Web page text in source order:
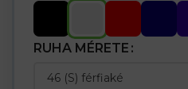
RUHA MÉRETE